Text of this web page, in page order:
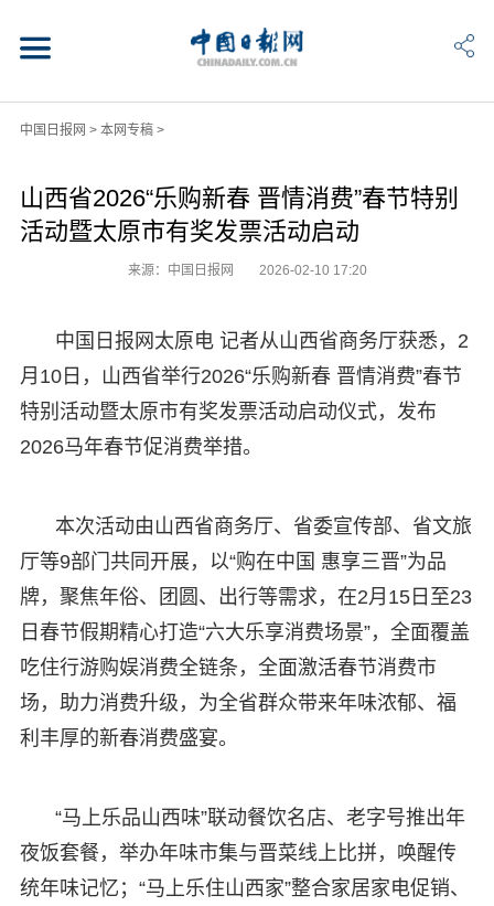
中国日报网 > 本网专稿>
山西省2026“乐购新春 晋情消费”春节特别
活动暨太原市有奖发票活动启动
来源：中国日报网 2026-02-10 17:20
中国日报网太原电 记者从山西省商务厅获悉，2
月10日，山西省举行2026“乐购新春 晋情消费”春节
特别活动暨太原市有奖发票活动启动仪式，发布
2026马年春节促消费举措。
本次活动由山西省商务厅、省委宣传部、省文旅
厅等9部门共同开展，以“购在中国 惠享三晋”为品
牌，聚焦年俗、团圆、出行等需求，在2月15日至23
日春节假期精心打造“六大乐享消费场景”，全面覆盖
吃住行游购娱消费全链条，全面激活春节消费市
场，助力消费升级，为全省群众带来年味浓郁、福
利丰厚的新春消费盛宴。
“马上乐品山西味”联动餐饮名店、老字号推出年
夜饭套餐，举办年味市集与晋菜线上比拼，唤醒传
统年味记忆；“马上乐住山西家”整合家居家电促销、